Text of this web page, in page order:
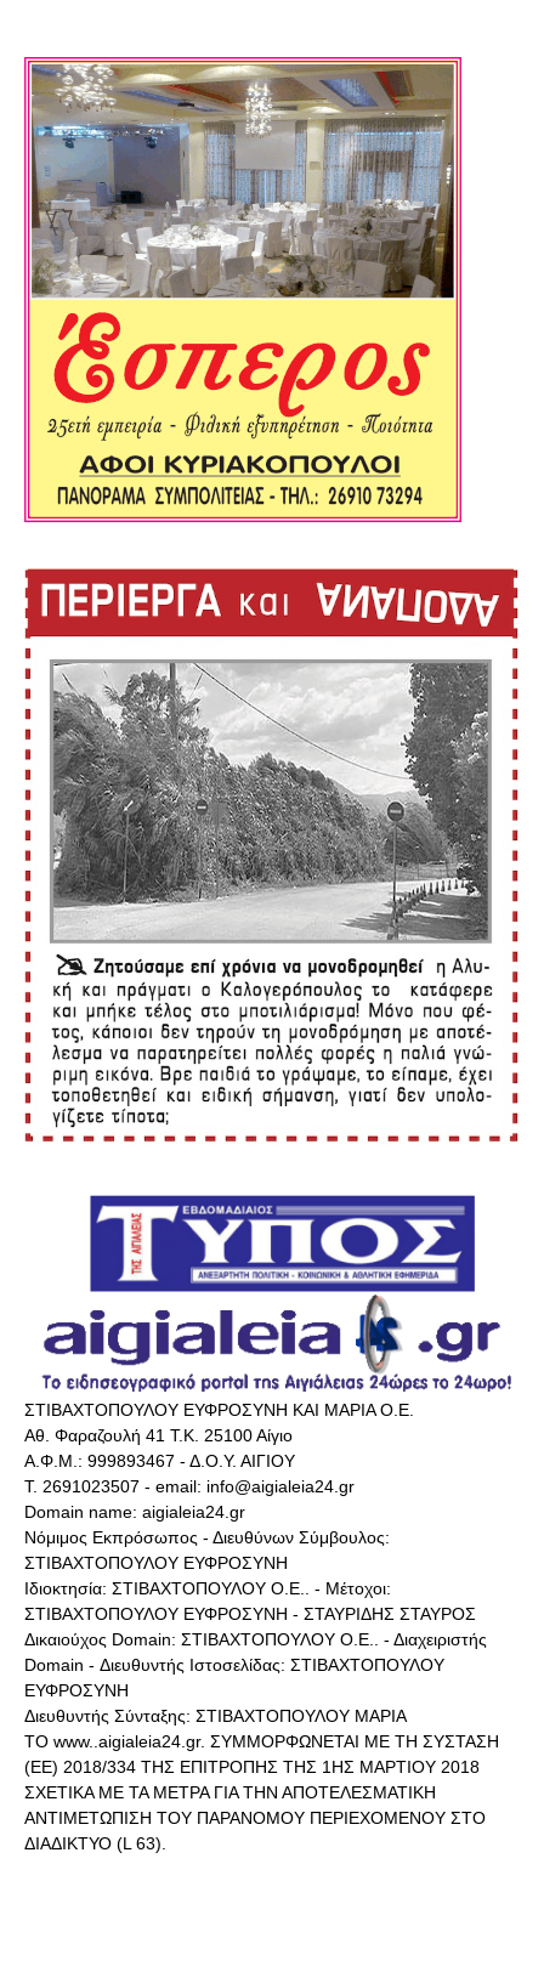
ΣΤΙΒΑΧΤΟΠΟΥΛΟΥ ΕΥΦΡΟΣΥΝΗ ΚΑΙ ΜΑΡΙΑ Ο.Ε.
Αθ. Φαραζουλή 41 Τ.Κ. 25100 Αίγιο
Α.Φ.Μ.: 999893467 - Δ.Ο.Υ. ΑΙΓΙΟΥ
Τ. 2691023507 - email: info@aigialeia24.gr
Domain name: aigialeia24.gr
Νόμιμος Εκπρόσωπος - Διευθύνων Σύμβουλος:
ΣΤΙΒΑΧΤΟΠΟΥΛΟΥ ΕΥΦΡΟΣΥΝΗ
Ιδιοκτησία: ΣΤΙΒΑΧΤΟΠΟΥΛΟΥ Ο.Ε.. - Μέτοχοι:
ΣΤΙΒΑΧΤΟΠΟΥΛΟΥ ΕΥΦΡΟΣΥΝΗ - ΣΤΑΥΡΙΔΗΣ ΣΤΑΥΡΟΣ
Δικαιούχος Domain: ΣΤΙΒΑΧΤΟΠΟΥΛΟΥ Ο.Ε.. - Διαχειριστής
Domain - Διευθυντής Ιστοσελίδας: ΣΤΙΒΑΧΤΟΠΟΥΛΟΥ
ΕΥΦΡΟΣΥΝΗ
Διευθυντής Σύνταξης: ΣΤΙΒΑΧΤΟΠΟΥΛΟΥ ΜΑΡΙΑ
ΤΟ www..aigialeia24.gr. ΣΥΜΜΟΡΦΩΝΕΤΑΙ ΜΕ ΤΗ ΣΥΣΤΑΣΗ
(ΕΕ) 2018/334 ΤΗΣ ΕΠΙΤΡΟΠΗΣ ΤΗΣ 1ΗΣ ΜΑΡΤΙΟΥ 2018
ΣΧΕΤΙΚΑ ΜΕ ΤΑ ΜΕΤΡΑ ΓΙΑ ΤΗΝ ΑΠΟΤΕΛΕΣΜΑΤΙΚΗ
ΑΝΤΙΜΕΤΩΠΙΣΗ ΤΟΥ ΠΑΡΑΝΟΜΟΥ ΠΕΡΙΕΧΟΜΕΝΟΥ ΣΤΟ
ΔΙΑΔΙΚΤΥΟ (L 63).